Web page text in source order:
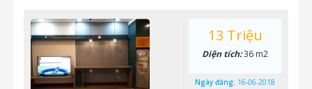
13 Triệu
Diện tích:36 m2
Ngày đăng: 16-06-2018